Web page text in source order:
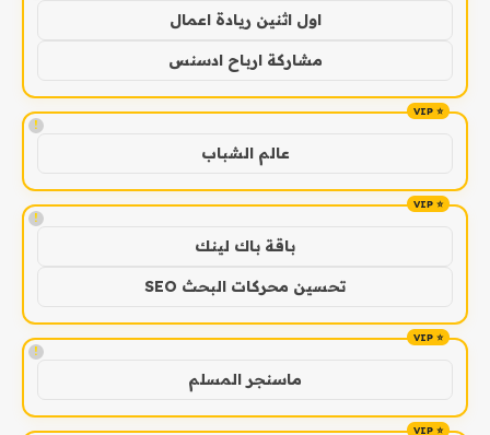
اول اثنين ريادة اعمال
مشاركة ارباح ادسنس
!
عالم الشباب
!
باقة باك لينك
تحسين محركات البحث SEO
!
ماسنجر المسلم